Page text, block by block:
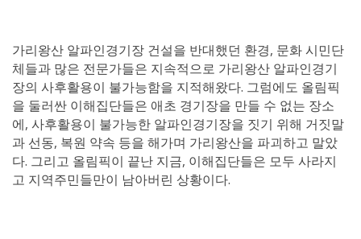
가리왕산 알파인경기장 건설을 반대했던 환경, 문화 시민단
체들과 많은 전문가들은 지속적으로 가리왕산 알파인경기
장의 사후활용이 불가능함을 지적해왔다. 그럼에도 올림픽
을 둘러싼 이해집단들은 애초 경기장을 만들 수 없는 장소
에, 사후활용이 불가능한 알파인경기장을 짓기 위해 거짓말
과 선동, 복원 약속 등을 해가며 가리왕산을 파괴하고 말았
다. 그리고 올림픽이 끝난 지금, 이해집단들은 모두 사라지
고 지역주민들만이 남아버린 상황이다.